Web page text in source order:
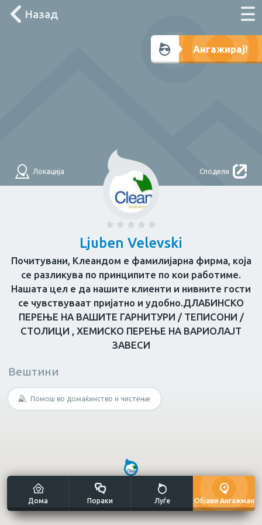
Филтри
Што треба денес?
Мајстор
Масер Нутриционист Грижа за
Не е потребна специфична
Мултиталент
Готвач Рачна изработка
Сликање на
платно
Локација Сподели
Ljuben Velevski
Почитувани, Клеандом е фамилијарна фирма, која
се разликува по принципите по кои работиме.
Нашата цел е да нашите клиенти и нивните гости
се чувствуваат пријатно и удобно.ДЛАБИНСКО
ПЕРЕЊЕ НА ВАШИTE ГАРНИТУРИ / ТЕПИСОНИ /
СТОЛИЦИ , ХЕМИСКО ПЕРЕЊЕ НА ВАРИОЛАЈТ
ЗАВЕСИ
Вештини
Помош во домаќинство и чистење
Ангажирај!
Дома Пораки Луѓе Објави Ангажман
Назад